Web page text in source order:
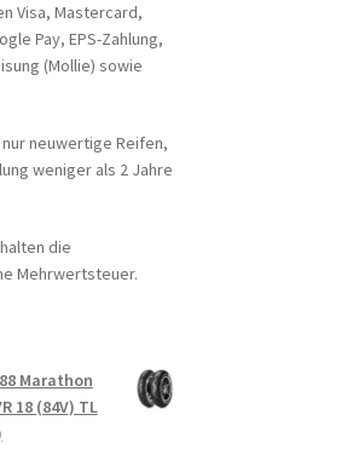
Visa, Mastercard,
Pay, EPS-Zahlung,
(Mollie) sowie
neuwertige Reifen,
weniger als 2 Jahre
die
Mehrwertsteuer.
Marathon
18 (84V) TL